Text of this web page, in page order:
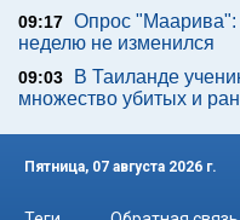
09:17 Опрос
неделю не изменился
09:03
В Таиланде
множество убитых и
Пятница, 07 августа 2026 г.